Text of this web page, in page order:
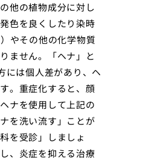
他の植物成分に対し
色を良くしたり染時
やその他の化学物質
ません。「ヘナ」と
には個人差があり、ヘ
。重症化すると、顔
ナを使用して上記の
を洗い流す」ことが
を受診」しましょ
、炎症を抑える治療